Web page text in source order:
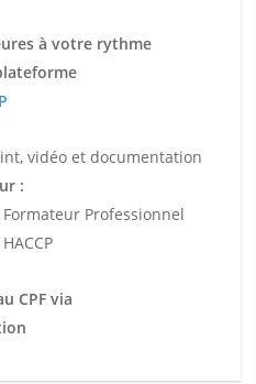
à votre rythme
vidéo et documentation
:
Professionnel
CPF via